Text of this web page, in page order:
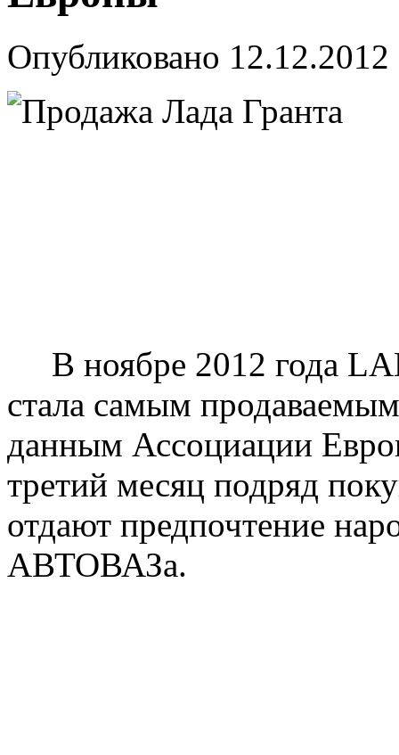
Опубликовано 12.12.2012
В ноябре 2012 года
стала самым
данным Ассоциации
третий месяц подряд
отдают предпочтение
АВТОВАЗа.